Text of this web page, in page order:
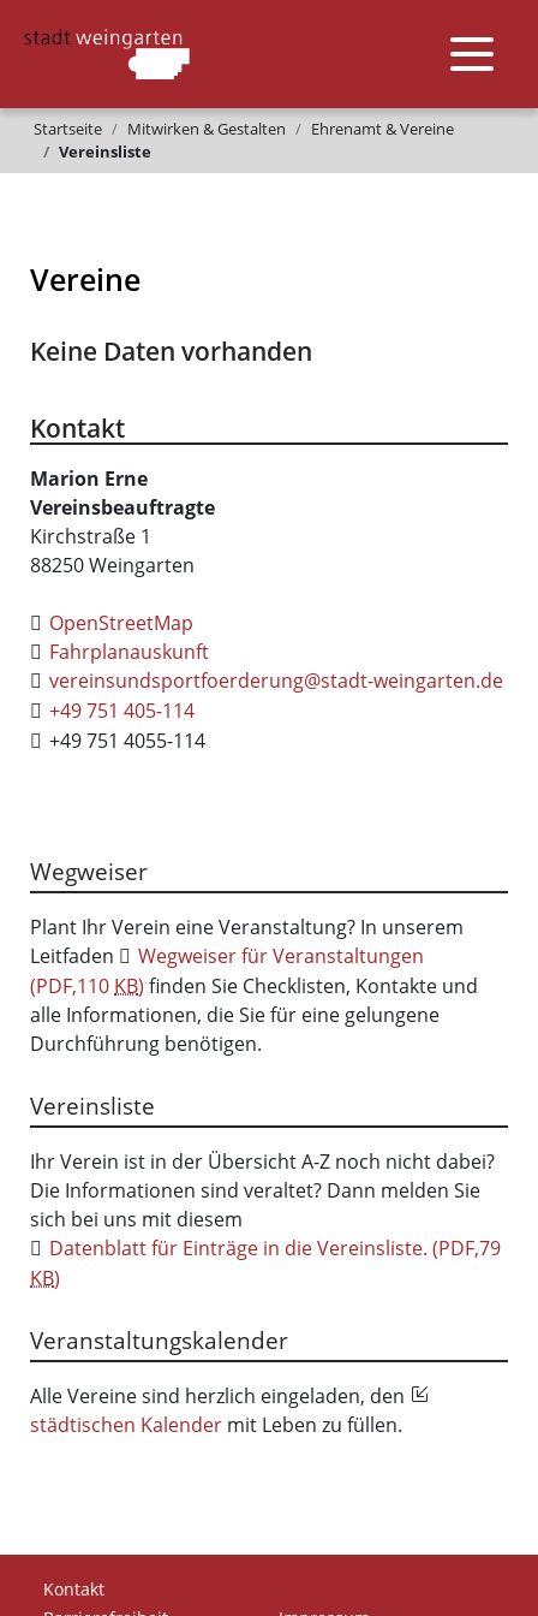
Startseite Mitwirken & Gestalten
Ehrenamt & Vereine
Vereinsliste
Vereine
Keine Daten vorhanden
Kontakt
Marion Erne
Vereinsbeauftragte
Kirchstraße 1
88250Weingarten
OpenStreetMap
Fahrplanauskunft
vereinsundsportfoerderung@stadt-weingarten.de
+49 751 405-114
+49 751 4055-114
Wegweiser
Plant Ihr Verein eine Veranstaltung? In unserem
Leitfaden
Wegweiser für Veranstaltungen
(PDF,110 KB) finden Sie Checklisten, Kontakte und
alle Informationen, die Sie für eine gelungene
Durchführung benötigen.
Vereinsliste
Ihr Verein ist in der Übersicht A-Z noch nicht dabei?
Die Informationen sind veraltet? Dann melden Sie
sich bei uns mit diesem
Datenblatt für Einträge in die Vereinsliste. (PDF,79
KB)
Veranstaltungskalender
Alle Vereine sind herzlich eingeladen, den
städtischen Kalender mit Leben zu füllen.
Kontakt